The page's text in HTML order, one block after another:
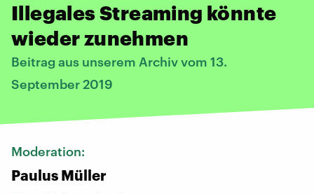
Illegales Streaming könnte
wieder zunehmen
Beitrag aus unserem Archiv vom 13.
September 2019
Moderation:
Paulus Müller